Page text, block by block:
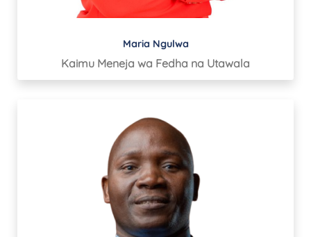
Maria Ngulwa
Kaimu Meneja wa Fedha na Utawala